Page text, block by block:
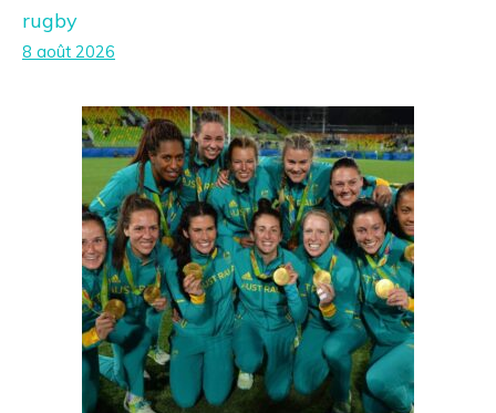
rugby
8 août 2026